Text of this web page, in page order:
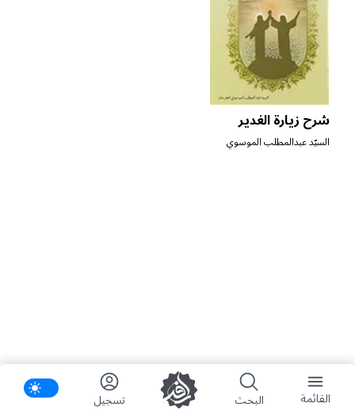
القائمة البحث تسجیل
شرح زيارة الغدير
السيّد عبدالمطلب الموسوي